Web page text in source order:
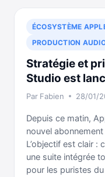
SUR
MAC
ÉCOSYSTÈME
PRODUCTION
Stratégie et
Studio est
Par Fabien 28/01/
Depuis ce matin,
nouvel
L’objectif est clair :
une suite intégrée
pour les puristes